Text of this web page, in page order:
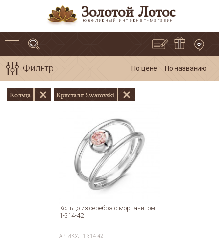
Золотой Лотос
ювелирный интернет-магазин
Фильтр По цене По названию
Кольца Кристалл Swarovski
Кольцо из серебра с морганитом
1-314-42
АРТИКУЛ 1-314-42